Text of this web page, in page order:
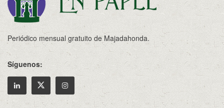
Periódico mensual gratuito de Majadahonda.
Síguenos: